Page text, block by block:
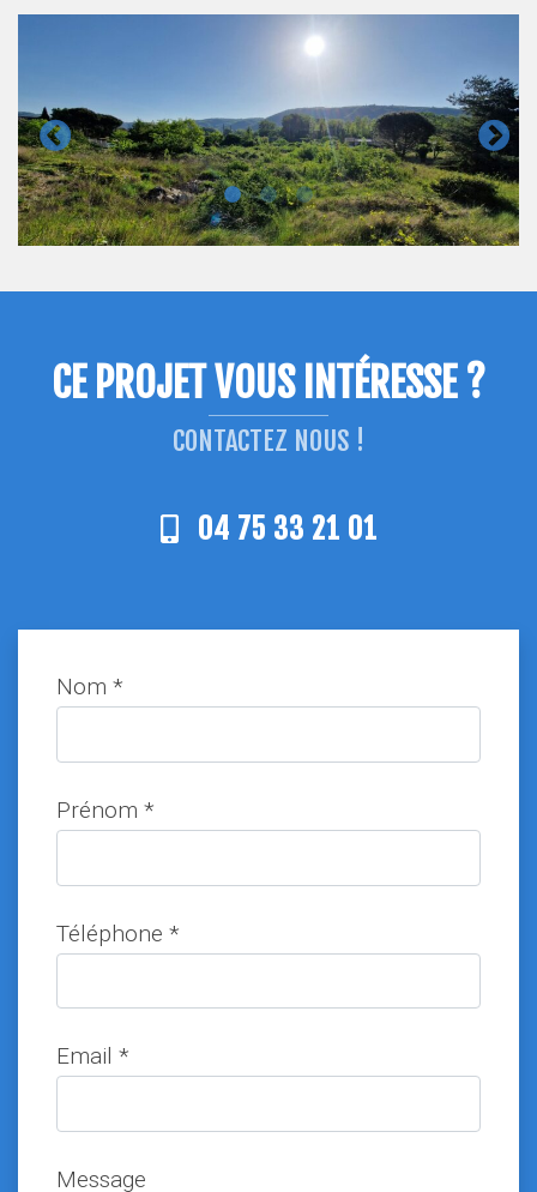
CE PROJET VOUS INTÉRESSE ?
CONTACTEZ NOUS !
04 75 33 21 01
Nom *
Prénom *
Téléphone *
Email *
Message